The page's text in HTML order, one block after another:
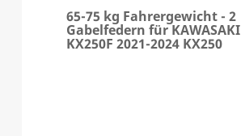
65-75 kg Fahrergewicht - 2
Gabelfedern für KAWASAKI
KX250F 2021-2024 KX250